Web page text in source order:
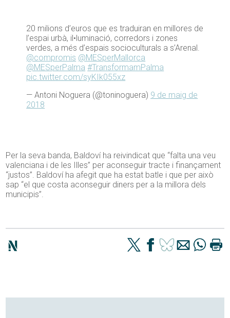
20 milions d’euros que es traduiran en millores de
l’espai urbà, il•luminació, corredors i zones
verdes, a més d’espais socioculturals a s’Arenal.
@compromis @MESperMallorca
@MESperPalma #TransformamPalma
pic.twitter.com/syKIk055xz
— Antoni Noguera (@toninoguera) 9 de maig de
2018
Per la seva banda, Baldoví ha reivindicat que “falta una veu
valenciana i de les Illes” per aconseguir tracte i finançament
“justos”. Baldoví ha afegit que ha estat batle i que per això
sap “el que costa aconseguir diners per a la millora dels
municipis”.